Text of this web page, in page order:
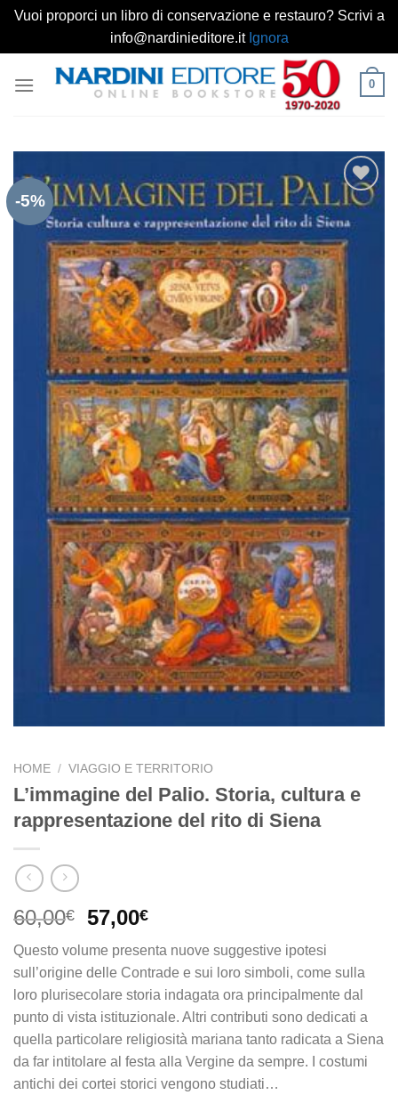
Vuoi proporci un libro di conservazione e restauro? Scrivi a
info@nardinieditore.it Ignora
0
-5%
Aggiungi
alla lista
dei
desideri
HOME / VIAGGIO E TERRITORIO
L’immagine del Palio. Storia, cultura e
rappresentazione del rito di Siena
60,00€
Il
originale
era:
60,00€.
57,00€Il
attuale
è:
57,00€.
Questo volume presenta nuove suggestive ipotesi
sull’origine delle Contrade e sui loro simboli, come sulla
loro plurisecolare storia indagata ora principalmente dal
punto di vista istituzionale. Altri contributi sono dedicati a
quella particolare religiosità mariana tanto radicata a Siena
da far intitolare al festa alla Vergine da sempre. I costumi
antichi dei cortei storici vengono studiati…